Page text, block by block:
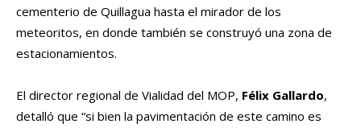
cementerio de Quillagua hasta el mirador de los
meteoritos, en donde también se construyó una zona de
estacionamientos.
El director regional de Vialidad del MOP, Félix Gallardo,
detalló que “si bien la pavimentación de este camino es